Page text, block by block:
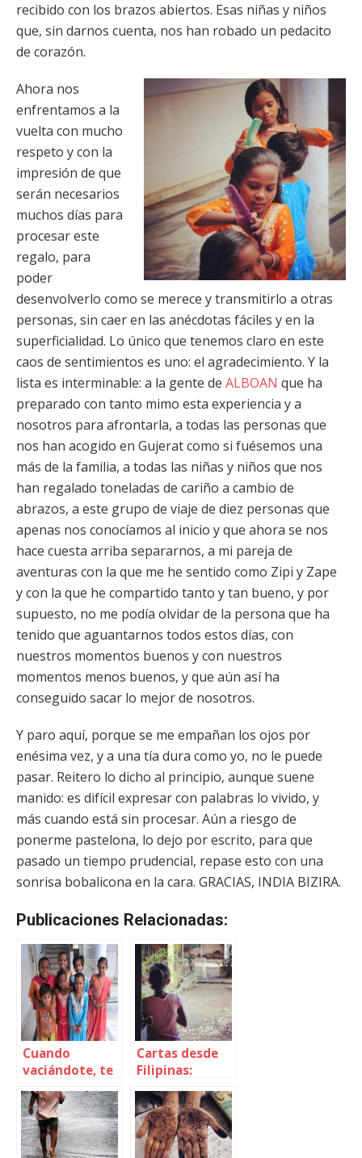
recibido con los brazos abiertos. Esas niñas y niños
que, sin darnos cuenta, nos han robado un pedacito
de corazón.
Ahora nos
enfrentamos a la
vuelta con mucho
respeto y con la
impresión de que
serán necesarios
muchos días para
procesar este
regalo, para
poder
desenvolverlo como se merece y transmitirlo a otras
personas, sin caer en las anécdotas fáciles y en la
superficialidad. Lo único que tenemos claro en este
caos de sentimientos es uno: el agradecimiento. Y la
lista es interminable: a la gente de ALBOAN que ha
preparado con tanto mimo esta experiencia y a
nosotros para afrontarla, a todas las personas que
nos han acogido en Gujerat como si fuésemos una
más de la familia, a todas las niñas y niños que nos
han regalado toneladas de cariño a cambio de
abrazos, a este grupo de viaje de diez personas que
apenas nos conocíamos al inicio y que ahora se nos
hace cuesta arriba separarnos, a mi pareja de
aventuras con la que me he sentido como Zipi y Zape
y con la que he compartido tanto y tan bueno, y por
supuesto, no me podía olvidar de la persona que ha
tenido que aguantarnos todos estos días, con
nuestros momentos buenos y con nuestros
momentos menos buenos, y que aún así ha
conseguido sacar lo mejor de nosotros.
Y paro aquí, porque se me empañan los ojos por
enésima vez, y a una tía dura como yo, no le puede
pasar. Reitero lo dicho al principio, aunque suene
manido: es difícil expresar con palabras lo vivido, y
más cuando está sin procesar. Aún a riesgo de
ponerme pastelona, lo dejo por escrito, para que
pasado un tiempo prudencial, repase esto con una
sonrisa bobalicona en la cara. GRACIAS, INDIA BIZIRA.
Publicaciones Relacionadas:
Cuando
vaciándote, te
llenas
Cartas desde
Filipinas:
Sendong